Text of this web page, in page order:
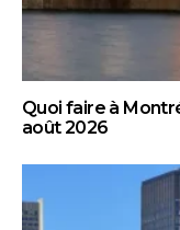
Quoi faire à
août 2026